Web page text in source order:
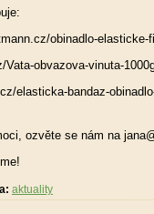
obinadlo-elasticke-
Vata-obvazova-vinuta-
elasticka-bandaz-
ozvěte se nám na
aktuality